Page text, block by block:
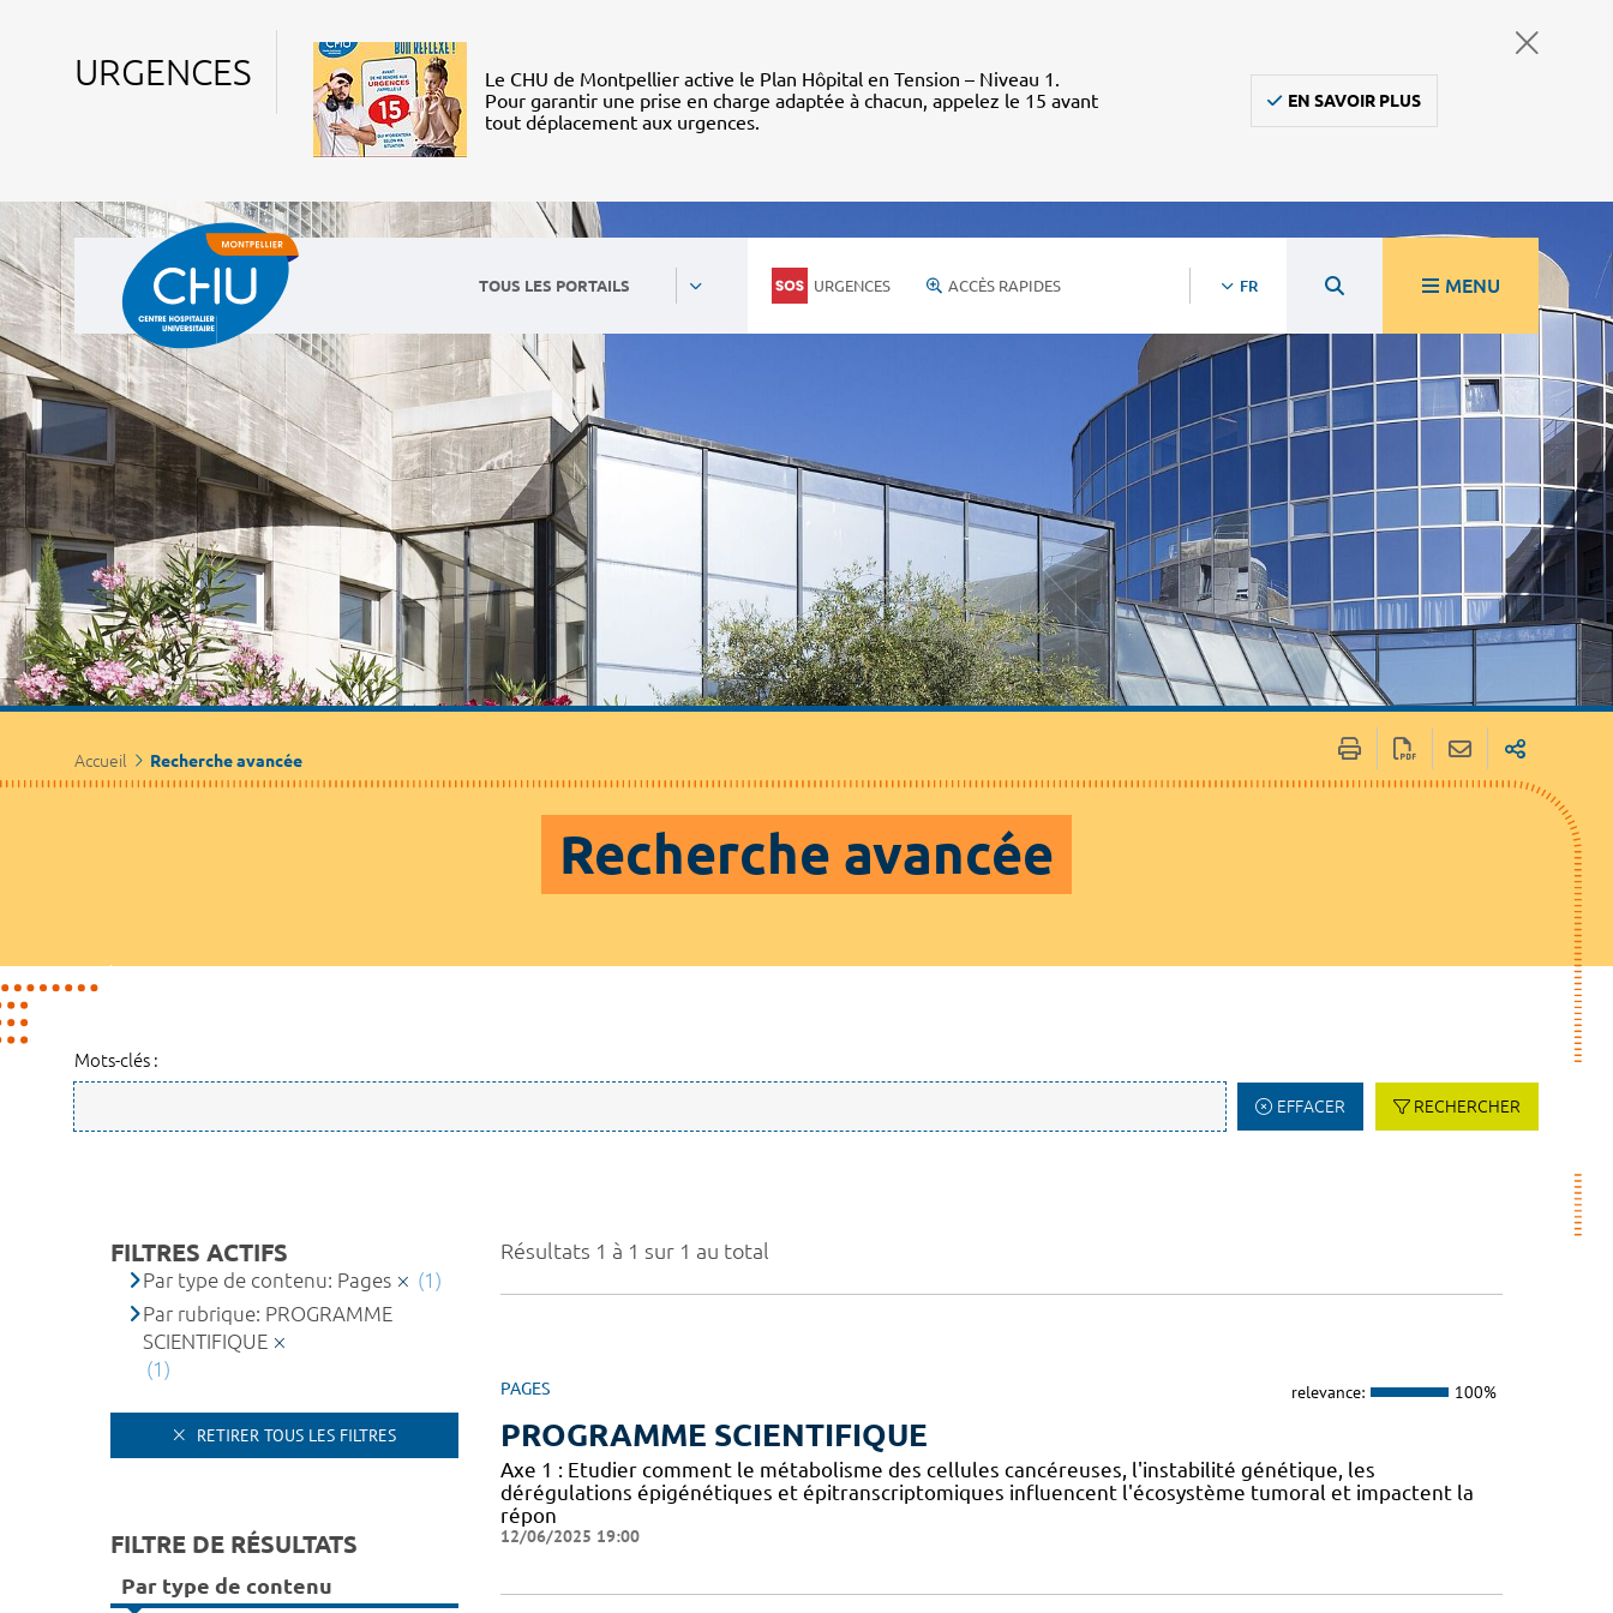
URGENCES
Le CHU de Montpellier active le Plan Hôpital en Tension – Niveau 1.
Pour garantir une prise en charge adaptée à chacun, appelez le 15 avant
tout déplacement aux urgences.
EN SAVOIR PLUS
TOUS LES PORTAILS URGENCES ACCÈS RAPIDES FR MENU
Accueil Recherche avancée
Recherche avancée
Mots-clés :
EFFACER RECHERCHER
Résultats 1 à 1 sur 1 au total
PAGES relevance: 100%
PROGRAMME SCIENTIFIQUE
Axe 1 : Etudier comment le métabolisme des cellules cancéreuses, l'instabilité génétique, les
dérégulations épigénétiques et épitranscriptomiques influencent l'écosystème tumoral et impactent la
répon
12/06/2025 19:00
FILTRES ACTIFS
Par type de contenu: Pages
(1)
Par rubrique: PROGRAMME
SCIENTIFIQUE
(1)
RETIRER TOUS LES FILTRES
FILTRE DE RÉSULTATS
Par type de contenu